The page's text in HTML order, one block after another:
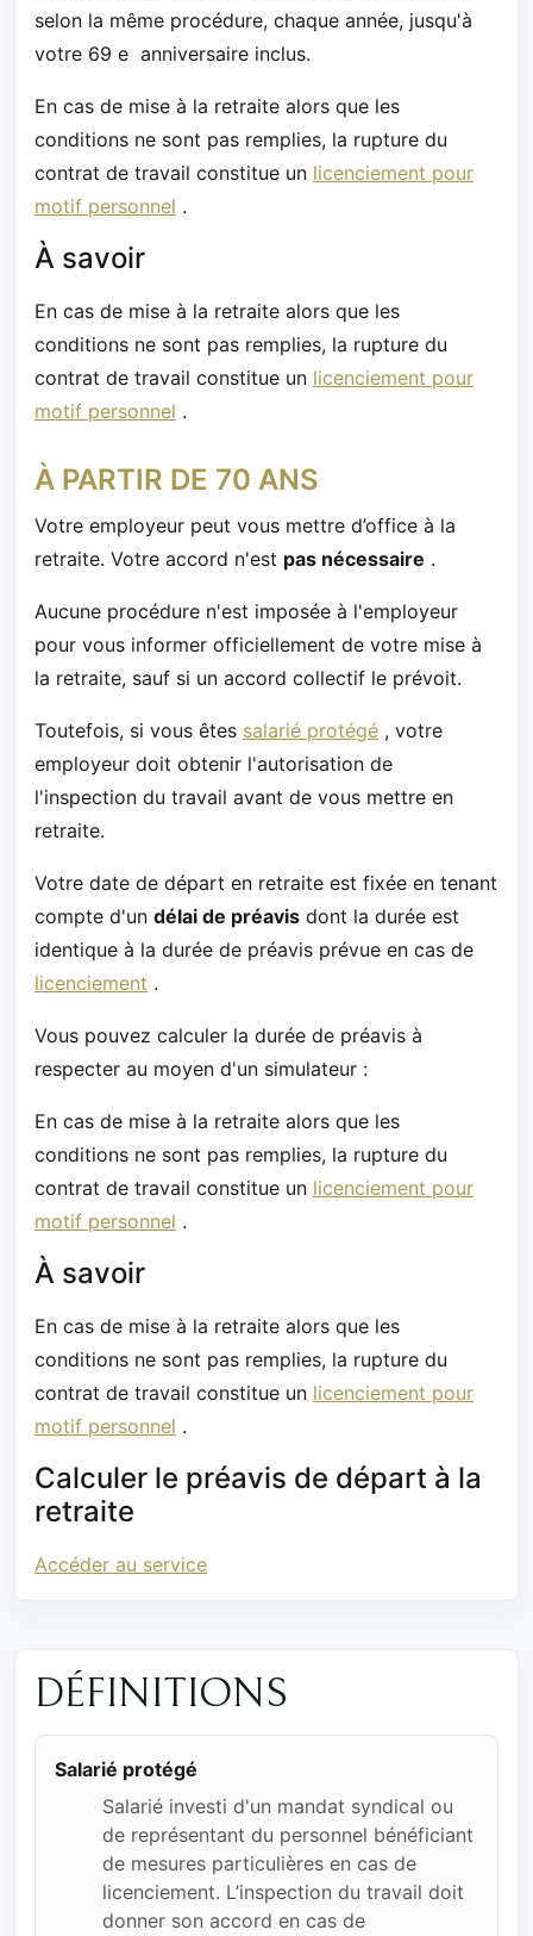
selon la même procédure, chaque année, jusqu'à
votre 69 e anniversaire inclus.
En cas de mise à la retraite alors que les
conditions ne sont pas remplies, la rupture du
contrat de travail constitue un licenciement pour
motif personnel .
À savoir
En cas de mise à la retraite alors que les
conditions ne sont pas remplies, la rupture du
contrat de travail constitue un licenciement pour
motif personnel .
À PARTIR DE 70 ANS
Votre employeur peut vous mettre d’office à la
retraite. Votre accord n'est pas nécessaire .
Aucune procédure n'est imposée à l'employeur
pour vous informer officiellement de votre mise à
la retraite, sauf si un accord collectif le prévoit.
Toutefois, si vous êtes salarié protégé , votre
employeur doit obtenir l'autorisation de
l'inspection du travail avant de vous mettre en
retraite.
Votre date de départ en retraite est fixée en tenant
compte d'un délai de préavis dont la durée est
identique à la durée de préavis prévue en cas de
licenciement .
Vous pouvez calculer la durée de préavis à
respecter au moyen d'un simulateur :
En cas de mise à la retraite alors que les
conditions ne sont pas remplies, la rupture du
contrat de travail constitue un licenciement pour
motif personnel .
À savoir
En cas de mise à la retraite alors que les
conditions ne sont pas remplies, la rupture du
contrat de travail constitue un licenciement pour
motif personnel .
Calculer le préavis de départ à la
retraite
Accéder au service
DÉFINITIONS
Salarié protégé
Salarié investi d'un mandat syndical ou
de représentant du personnel bénéficiant
de mesures particulières en cas de
licenciement. L’inspection du travail doit
donner son accord en cas de